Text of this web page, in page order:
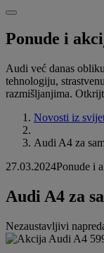
Ponude i
Audi već danas
tehnologiju,
razmišljanjima.
Novosti iz
Audi A4 za
27.03.2024Ponude i
Audi A4 za
Nezaustavljivi